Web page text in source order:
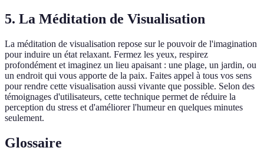
5. La Méditation de Visualisation
La méditation de visualisation repose sur le pouvoir de l'imagination
pour induire un état relaxant. Fermez les yeux, respirez
profondément et imaginez un lieu apaisant : une plage, un jardin, ou
un endroit qui vous apporte de la paix. Faites appel à tous vos sens
pour rendre cette visualisation aussi vivante que possible. Selon des
témoignages d'utilisateurs, cette technique permet de réduire la
perception du stress et d'améliorer l'humeur en quelques minutes
seulement.
Glossaire